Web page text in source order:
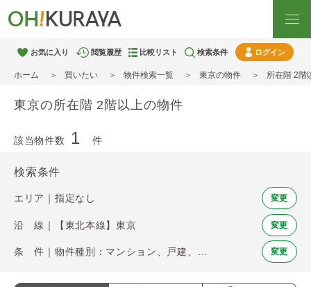
お気に入り 閲覧履歴 比較リスト 検索条件 ログイン
ホーム 買いたい 物件検索一覧 東京の物件 所在階 2階
東京の所在階 2階以上の物件
該当物件数 1 件
検索条件
エリア｜指定なし 変更
沿 線｜【東北本線】東京 変更
変更